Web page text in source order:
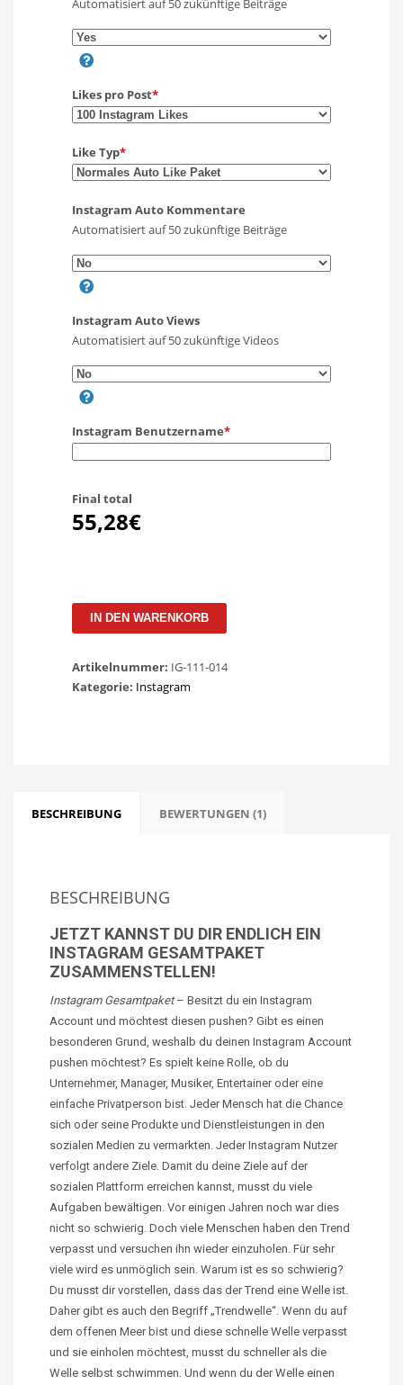
Automatisiert auf 50 zukünftige Beiträge
Likes pro Post*
Like Typ*
Instagram Auto Kommentare
Automatisiert auf 50 zukünftige Beiträge
Instagram Auto Views
Automatisiert auf 50 zukünftige Videos
Instagram Benutzername*
Final total
55,28€
Instagram
Gesamtpaket
IN DEN WARENKORB
Artikelnummer: IG-111-014
Kategorie: Instagram
BESCHREIBUNG BEWERTUNGEN (1)
BESCHREIBUNG
JETZT KANNST DU DIR ENDLICH EIN
INSTAGRAM GESAMTPAKET
ZUSAMMENSTELLEN!
Instagram Gesamtpaket– Besitzt du ein Instagram
Account und möchtest diesen pushen? Gibt es einen
besonderen Grund, weshalb du deinen Instagram Account
pushen möchtest? Es spielt keine Rolle, ob du
Unternehmer, Manager, Musiker, Entertainer oder eine
einfache Privatperson bist. Jeder Mensch hat die Chance
sich oder seine Produkte und Dienstleistungen in den
sozialen Medien zu vermarkten. Jeder Instagram Nutzer
verfolgt andere Ziele. Damit du deine Ziele auf der
sozialen Plattform erreichen kannst, musst du viele
Aufgaben bewältigen. Vor einigen Jahren noch war dies
nicht so schwierig. Doch viele Menschen haben den Trend
verpasst und versuchen ihn wieder einzuholen. Für sehr
viele wird es unmöglich sein. Warum ist es so schwierig?
Du musst dir vorstellen, dass das der Trend eine Welle ist.
Daher gibt es auch den Begriff „Trendwelle“. Wenn du auf
dem offenen Meer bist und diese schnelle Welle verpasst
und sie einholen möchtest, musst du schneller als die
Welle selbst schwimmen. Und wenn du der Welle einen